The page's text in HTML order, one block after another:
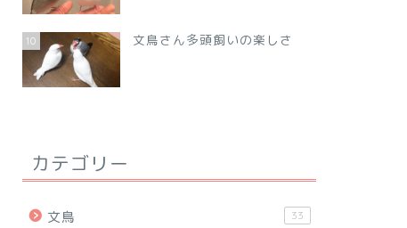
10 文鳥さん多頭飼いの楽しさ
カテゴリー
文鳥 33